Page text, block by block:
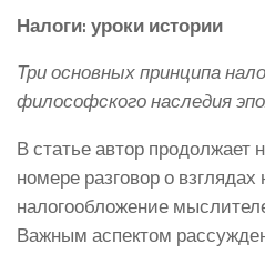
Налоги: уроки истории
Три основных принципа
философского наследия
В статье автор
номере разговор о взглядах
налогообложение
Важным аспектом